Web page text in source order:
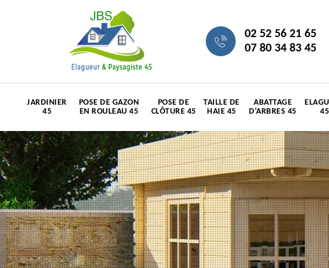
02 52 56 21 65
07 80 34 83 45
JARDINIER
45
POSE DE GAZON
EN ROULEAU 45
POSE DE
CLÔTURE 45
TAILLE DE
HAIE 45
ABATTAGE
D'ARBRES 45
45